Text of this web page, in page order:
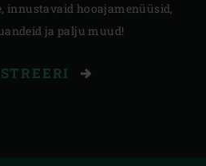
innustavaid hooajamenüüsid,
ja palju muud!